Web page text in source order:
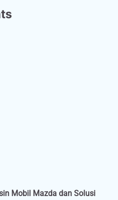
Mobil Mazda dan Solusi